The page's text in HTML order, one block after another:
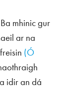
mhinic gur
ar na
(Ó
idir an dá